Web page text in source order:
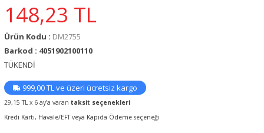
148,23 TL
Ürün Kodu : DM2755
Barkod : 4051902100110
TÜKENDİ
999,00 TL ve üzeri ücretsiz kargo
29,15 TL x 6 ay’a varan taksit seçenekleri
Kredi Kartı, Havale/EFT veya Kapıda Ödeme seçeneği